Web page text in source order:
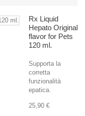
Rx Liquid
Hepato Original
flavor for Pets
120 ml.
Supporta la
corretta
funzionalità
epatica.
25,90 €